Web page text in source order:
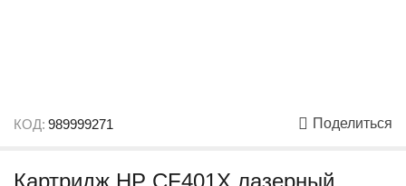
КОД: 989999271 Поделиться
Картридж HP CF401X лазерный